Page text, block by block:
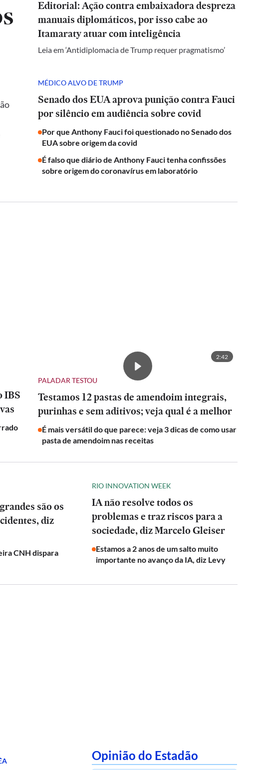
Editorial: Ação contra embaixadora despreza
manuais diplomáticos, por isso cabe ao
Itamaraty atuar com inteligência
Leia em ‘Antidiplomacia de Trump requer pragmatismo’
MÉDICO ALVO DE TRUMP
Senado dos EUA aprova punição contra Fauci
por silêncio em audiência sobre covid
Por que Anthony Fauci foi questionado no Senado dos
EUA sobre origem da covid
É falso que diário de Anthony Fauci tenha confissões
sobre origem do coronavírus em laboratório
IBS
2:42
PALADAR TESTOU
Testamos 12 pastas de amendoim integrais,
purinhas e sem aditivos; veja qual é a melhor
É mais versátil do que parece: veja 3 dicas de como usar
pasta de amendoim nas receitas
são os
diz
CNH dispara
RIO INNOVATION WEEK
IA não resolve todos os
problemas e traz riscos para a
sociedade, diz Marcelo Gleiser
Estamos a 2 anos de um salto muito
importante no avanço da IA, diz Levy
Opinião do Estadão